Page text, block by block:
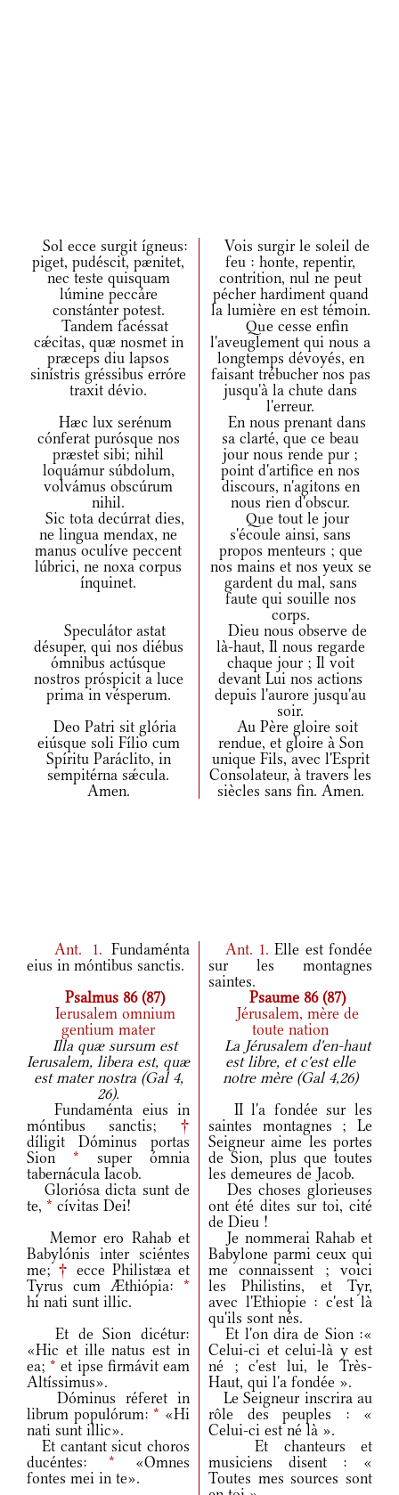
Sol ecce surgit ígneus:
piget, pudéscit, pænitet,
nec teste quisquam
lúmine peccáre
constánter potest.
Vois surgir le soleil de
feu : honte, repentir,
contrition, nul ne peut
pécher hardiment quand
la lumière en est témoin.
Tandem facéssat
cǽcitas, quæ nosmet in
præceps diu lapsos
sinístris gréssibus erróre
traxit dévio.
Que cesse enfin
l'aveuglement qui nous a
longtemps dévoyés, en
faisant trébucher nos pas
jusqu'à la chute dans
l'erreur.
Hæc lux serénum
cónferat purósque nos
præstet sibi; nihil
loquámur súbdolum,
volvámus obscúrum
nihil.
En nous prenant dans
sa clarté, que ce beau
jour nous rende pur ;
point d'artifice en nos
discours, n'agitons en
nous rien d'obscur.
Sic tota decúrrat dies,
ne lingua mendax, ne
manus oculíve peccent
lúbrici, ne noxa corpus
ínquinet.
Que tout le jour
s'écoule ainsi, sans
propos menteurs ; que
nos mains et nos yeux se
gardent du mal, sans
faute qui souille nos
corps.
Speculátor astat
désuper, qui nos diébus
ómnibus actúsque
nostros próspicit a luce
prima in vésperum.
Dieu nous observe de
là-haut, Il nous regarde
chaque jour ; Il voit
devant Lui nos actions
depuis l'aurore jusqu'au
soir.
Deo Patri sit glória
eiúsque soli Fílio cum
Spíritu Paráclito, in
sempitérna sǽcula.
Amen.
Au Père gloire soit
rendue, et gloire à Son
unique Fils, avec l'Esprit
Consolateur, à travers les
siècles sans fin. Amen.
Ant. 1. Fundaménta
eius in móntibus sanctis.
Ant. 1. Elle est fondée
sur les montagnes
saintes.
Psalmus 86 (87)
Psaume 86 (87)
Ierusalem omnium
gentium mater
Jérusalem, mère de
toute nation
Illa quæ sursum est
Ierusalem, libera est, quæ
est mater nostra (Gal 4,
26).
La Jérusalem d'en-haut
est libre, et c'est elle
notre mère (Gal 4,26)
Fundaménta eius in
móntibus sanctis; †
díligit Dóminus portas
Sion * super ómnia
tabernácula Iacob.
II l'a fondée sur les
saintes montagnes ; Le
Seigneur aime les portes
de Sion, plus que toutes
les demeures de Jacob.
Gloriósa dicta sunt de
te, * cívitas Dei!
Des choses glorieuses
ont été dites sur toi, cité
de Dieu !
Memor ero Rahab et
Babylónis inter sciéntes
me; † ecce Philistæa et
Tyrus cum Æthiópia: *
hi nati sunt illic.
Je nommerai Rahab et
Babylone parmi ceux qui
me connaissent ; voici
les Philistins, et Tyr,
avec l'Ethiopie : c'est là
qu'ils sont nés.
Et de Sion dicétur:
«Hic et ille natus est in
ea;* et ipse firmávit eam
Altíssimus».
Et l'on dira de Sion :«
Celui-ci et celui-là y est
né ; c'est lui, le Très-
Haut, qui l'a fondée ».
Dóminus réferet in
librum populórum:* «Hi
nati sunt illic».
Le Seigneur inscrira au
rôle des peuples : «
Celui-ci est né là ».
Et cantant sicut choros
ducéntes: * «Omnes
fontes mei in te».
Et chanteurs et
musiciens disent : «
Toutes mes sources sont